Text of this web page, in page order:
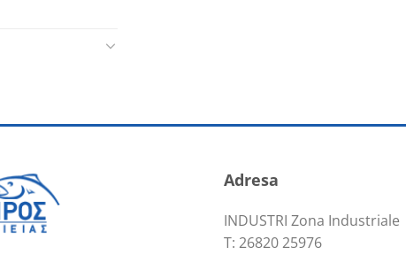
Adresa
INDUSTRI Zona Industriale
T: 26820 25976